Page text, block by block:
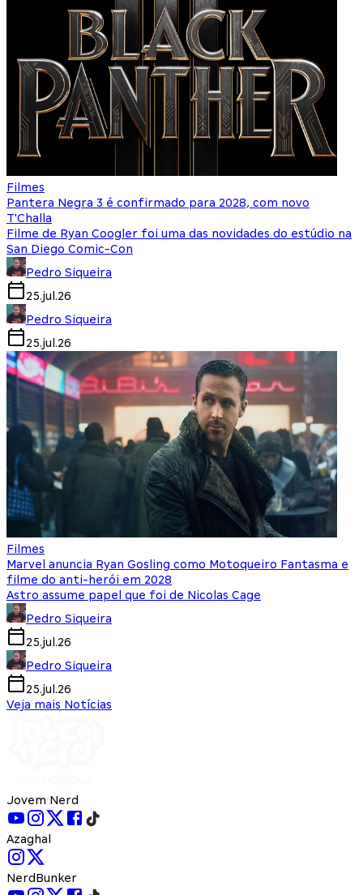
Filmes
Pantera Negra 3 é confirmado para 2028, com novo
T'Challa
Filme de Ryan Coogler foi uma das novidades do estúdio na
San Diego Comic-Con
Pedro Siqueira
25.jul.26
Pedro Siqueira
25.jul.26
Filmes
Marvel anuncia Ryan Gosling como Motoqueiro Fantasma e
filme do anti-herói em 2028
Astro assume papel que foi de Nicolas Cage
Pedro Siqueira
25.jul.26
Pedro Siqueira
25.jul.26
Veja mais Notícias
Jovem Nerd
Azaghal
NerdBunker